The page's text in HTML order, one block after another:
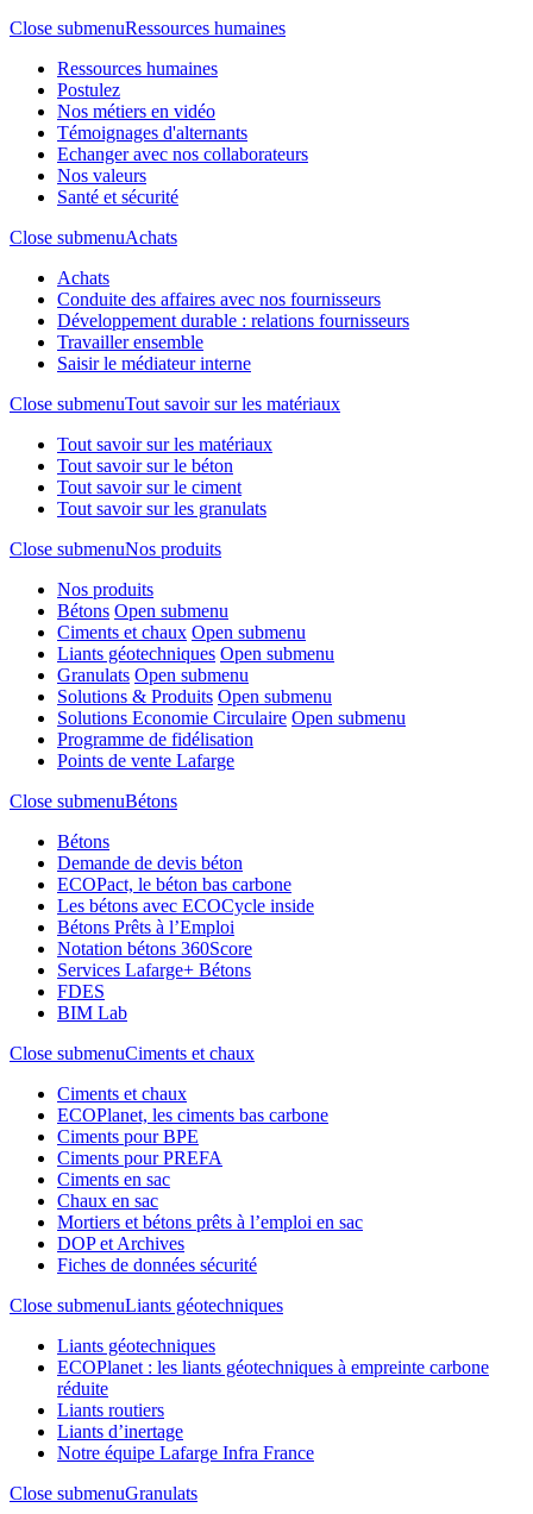
Close submenuRessources humaines
Ressources humaines
Postulez
Nos métiers en vidéo
Témoignages d'alternants
Echanger avec nos collaborateurs
Nos valeurs
Santé et sécurité
Close submenuAchats
Achats
Conduite des affaires avec nos fournisseurs
Développement durable : relations fournisseurs
Travailler ensemble
Saisir le médiateur interne
Close submenuTout savoir sur les matériaux
Tout savoir sur les matériaux
Tout savoir sur le béton
Tout savoir sur le ciment
Tout savoir sur les granulats​
Close submenuNos produits
Nos produits
Bétons Open submenu
Ciments et chaux Open submenu
Liants géotechniques Open submenu
Granulats Open submenu
Solutions & Produits Open submenu
Solutions Economie Circulaire Open submenu
Programme de fidélisation
Points de vente Lafarge
Close submenuBétons
Bétons
Demande de devis béton
ECOPact, le béton bas carbone
Les bétons avec ECOCycle inside
Bétons Prêts à l’Emploi
Notation bétons 360Score
Services Lafarge+ Bétons
FDES
BIM Lab
Close submenuCiments et chaux
Ciments et chaux
ECOPlanet, les ciments bas carbone
Ciments pour BPE
Ciments pour PREFA
Ciments en sac
Chaux en sac
Mortiers et bétons prêts à l’emploi en sac
DOP et Archives
Fiches de données sécurité
Close submenuLiants géotechniques
Liants géotechniques
ECOPlanet : les liants géotechniques à empreinte carbone
réduite
Liants routiers
Liants d’inertage
Notre équipe Lafarge Infra France
Close submenuGranulats